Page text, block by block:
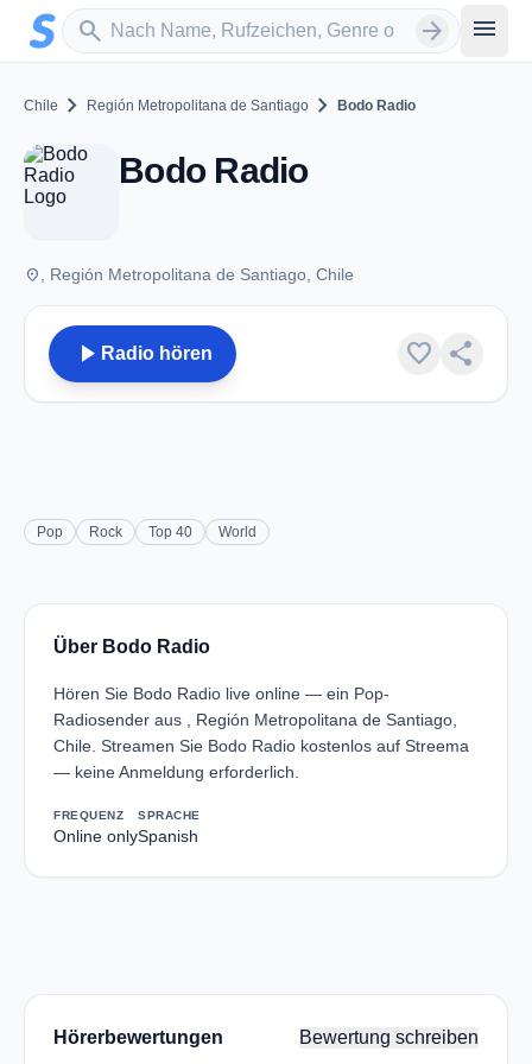
Zum Hauptinhalt springen
search
Sender suchen arrow_forward menu
Chile chevron_right Región Metropolitana de Santiago chevron_right Bodo Radio
Bodo Radio
place , Región Metropolitana de Santiago, Chile
play_arrow Radio hören favorite share
Pop Rock Top 40 World
Über Bodo Radio
Hören Sie Bodo Radio live online — ein Pop-
Radiosender aus , Región Metropolitana de Santiago,
Chile. Streamen Sie Bodo Radio kostenlos auf Streema
— keine Anmeldung erforderlich.
FREQUENZ
Online only
SPRACHE
Spanish
Hörerbewertungen Bewertung schreiben